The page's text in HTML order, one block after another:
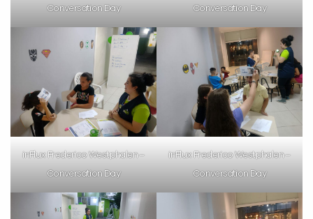
Conversation Day Conversation Day
inFlux Frederico Westphalen –
Conversation Day
inFlux Frederico Westphalen –
Conversation Day
Preencha com seus dados abaixo e
com a